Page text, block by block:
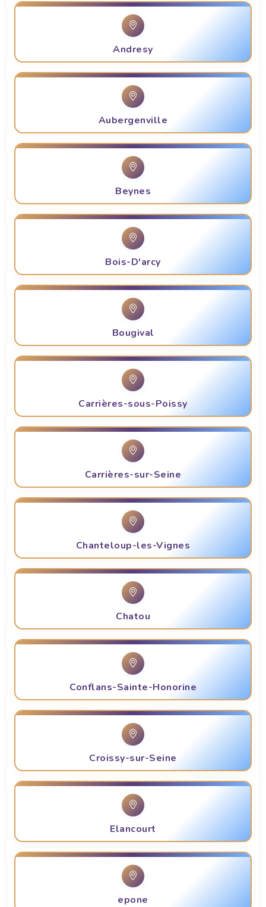
Andresy
Aubergenville
Beynes
Bois-D'arcy
Bougival
Carrières-sous-Poissy
Carrières-sur-Seine
Chanteloup-les-Vignes
Chatou
Conflans-Sainte-Honorine
Croissy-sur-Seine
Elancourt
epone